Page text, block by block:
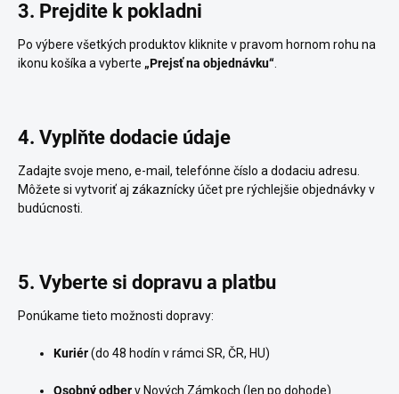
3. Prejdite k pokladni
Po výbere všetkých produktov kliknite v pravom hornom rohu na
ikonu košíka a vyberte „Prejsť na objednávku“
4. Vyplňte dodacie údaje
Zadajte svoje meno, e-mail, telefónne číslo a dodaciu adresu.
Môžete si vytvoriť aj zákaznícky účet pre rýchlejšie objednávky v
budúcnosti.
5. Vyberte si dopravu a platbu
Ponúkame tieto možnosti dopravy:
Kuriér(do 48 hodín v rámci SR, ČR, HU)
Osobný odberv Nových Zámkoch (len po dohode)